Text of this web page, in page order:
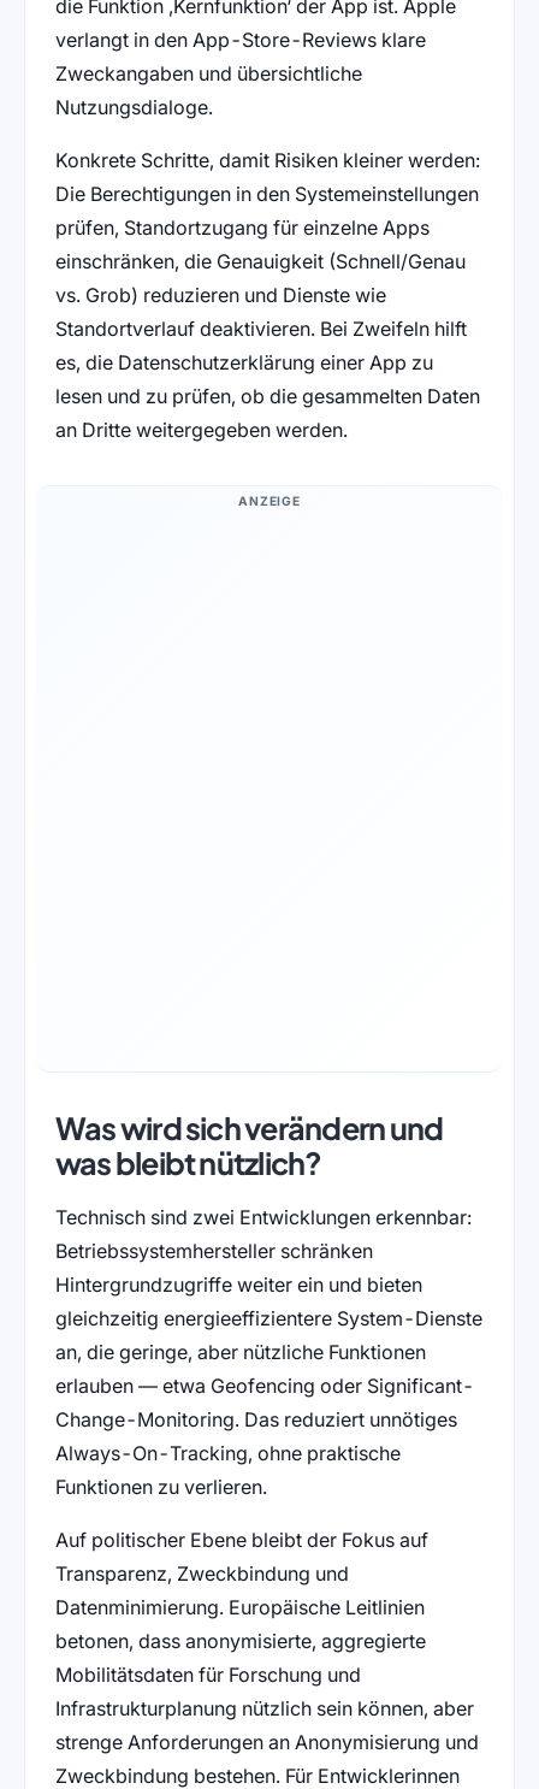
die Funktion ‚Kernfunktion‘ der App ist. Apple
verlangt in den App-Store-Reviews klare
Zweckangaben und übersichtliche
Nutzungsdialoge.
Konkrete Schritte, damit Risiken kleiner werden:
Die Berechtigungen in den Systemeinstellungen
prüfen, Standortzugang für einzelne Apps
einschränken, die Genauigkeit (Schnell/Genau
vs. Grob) reduzieren und Dienste wie
Standortverlauf deaktivieren. Bei Zweifeln hilft
es, die Datenschutzerklärung einer App zu
lesen und zu prüfen, ob die gesammelten Daten
an Dritte weitergegeben werden.
ANZEIGE
Was wird sich verändern und
was bleibt nützlich?
Technisch sind zwei Entwicklungen erkennbar:
Betriebssystemhersteller schränken
Hintergrundzugriffe weiter ein und bieten
gleichzeitig energieeffizientere System-Dienste
an, die geringe, aber nützliche Funktionen
erlauben — etwa Geofencing oder Significant-
Change-Monitoring. Das reduziert unnötiges
Always-On-Tracking, ohne praktische
Funktionen zu verlieren.
Auf politischer Ebene bleibt der Fokus auf
Transparenz, Zweckbindung und
Datenminimierung. Europäische Leitlinien
betonen, dass anonymisierte, aggregierte
Mobilitätsdaten für Forschung und
Infrastrukturplanung nützlich sein können, aber
strenge Anforderungen an Anonymisierung und
Zweckbindung bestehen. Für Entwicklerinnen